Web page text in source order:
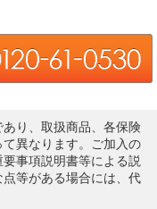
り、取扱商品、各保険
異なります。ご加入の
事項説明書等による説
等がある場合には、代